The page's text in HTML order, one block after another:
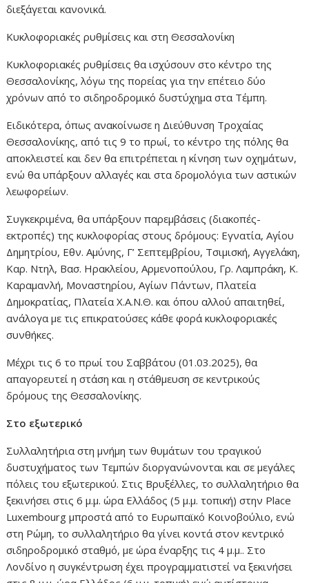
διεξάγεται κανονικά.
Κυκλοφοριακές ρυθμίσεις και στη Θεσσαλονίκη
Κυκλοφοριακές ρυθμίσεις θα ισχύσουν στο κέντρο της
Θεσσαλονίκης, λόγω της πορείας για την επέτειο δύο
χρόνων από το σιδηροδρομικό δυστύχημα στα Τέμπη.
Ειδικότερα, όπως ανακοίνωσε η Διεύθυνση Τροχαίας
Θεσσαλονίκης, από τις 9 το πρωί, το κέντρο της πόλης θα
αποκλειστεί και δεν θα επιτρέπεται η κίνηση των οχημάτων,
ενώ θα υπάρξουν αλλαγές και στα δρομολόγια των αστικών
λεωφορείων.
Συγκεκριμένα, θα υπάρξουν παρεμβάσεις (διακοπές-
εκτροπές) της κυκλοφορίας στους δρόμους: Εγνατία, Αγίου
Δημητρίου, Εθν. Αμύνης, Γ’ Σεπτεμβρίου, Τσιμισκή, Αγγελάκη,
Καρ. Ντηλ, Βασ. Ηρακλείου, Αρμενοπούλου, Γρ. Λαμπράκη, Κ.
Καραμανλή, Μοναστηρίου, Αγίων Πάντων, Πλατεία
Δημοκρατίας, Πλατεία Χ.Α.Ν.Θ. και όπου αλλού απαιτηθεί,
ανάλογα με τις επικρατούσες κάθε φορά κυκλοφοριακές
συνθήκες.
Μέχρι τις 6 το πρωί του Σαββάτου (01.03.2025), θα
απαγορευτεί η στάση και η στάθμευση σε κεντρικούς
δρόμους της Θεσσαλονίκης.
Στο εξωτερικό
Συλλαλητήρια στη μνήμη των θυμάτων του τραγικού
δυστυχήματος των Τεμπών διοργανώνονται και σε μεγάλες
πόλεις του εξωτερικού. Στις Βρυξέλλες, το συλλαλητήριο θα
ξεκινήσει στις 6 μ.μ. ώρα Ελλάδος (5 μ.μ. τοπική) στην Place
Luxembourg μπροστά από το Ευρωπαϊκό Κοινοβούλιο, ενώ
στη Ρώμη, το συλλαλητήριο θα γίνει κοντά στον κεντρικό
σιδηροδρομικό σταθμό, με ώρα έναρξης τις 4 μ.μ.. Στο
Λονδίνο η συγκέντρωση έχει προγραμματιστεί να ξεκινήσει